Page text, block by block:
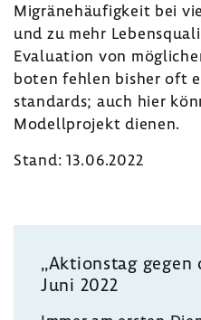
Migrä­ne­häu­fig­keit bei
und zu mehr
Evalua­tion von
boten fehlen bisher oft
stan­dards; auch hier
Modell­pro­jekt dienen.
Stand: 13.06.2022
„Akti­onstag gegen
Juni 2022